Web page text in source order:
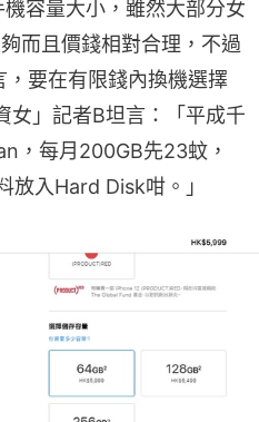
容量大小，雖然大部分女
而且價錢相對合理，不過
要在有限錢內換機選擇
女」記者B坦言：「平成千
，每月200GB先23蚊，
放入Hard Disk咁。」